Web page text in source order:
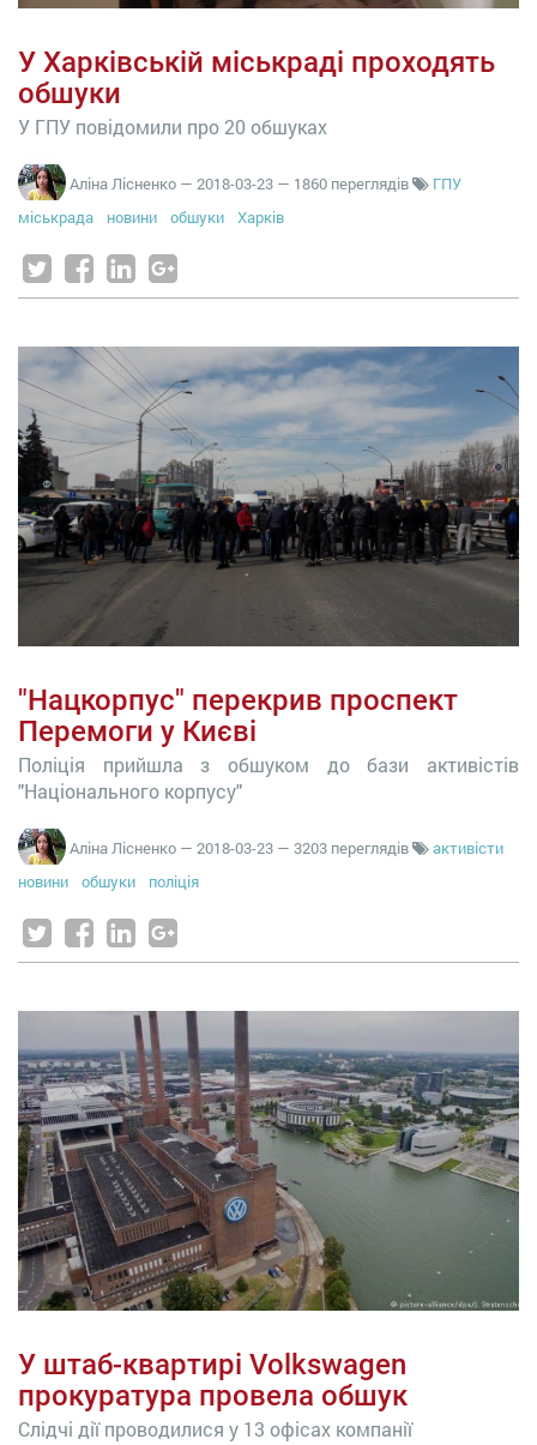
У Харківській міськраді проходять
обшуки
У ГПУ повідомили про 20 обшуках
Аліна Лісненко — 2018-03-23 — 1860 переглядів
ГПУ
міськрада
новини обшуки Харків
"Нацкорпус" перекрив проспект
Перемоги у Києві
Поліція прийшла з обшуком до бази активістів
"Національного корпусу"
Аліна Лісненко — 2018-03-23 — 3203 переглядів
активісти
новини
обшуки поліція
У штаб-квартирі Volkswagen
прокуратура провела обшук
Слідчі дії проводилися у 13 офісах компанії